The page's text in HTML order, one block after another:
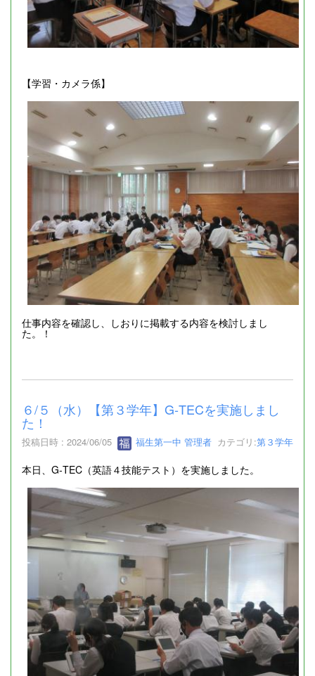
【学習・カメラ係】
仕事内容を確認し、しおりに掲載する内容を検討しまし
た。！
６/５（水）【第３学年】G‐TECを実施しまし
た！
投稿日時 : 2024/06/05 福生第一中 管理者 カテゴリ:第３学年
本日、G‐TEC（英語４技能テスト）を実施しました。